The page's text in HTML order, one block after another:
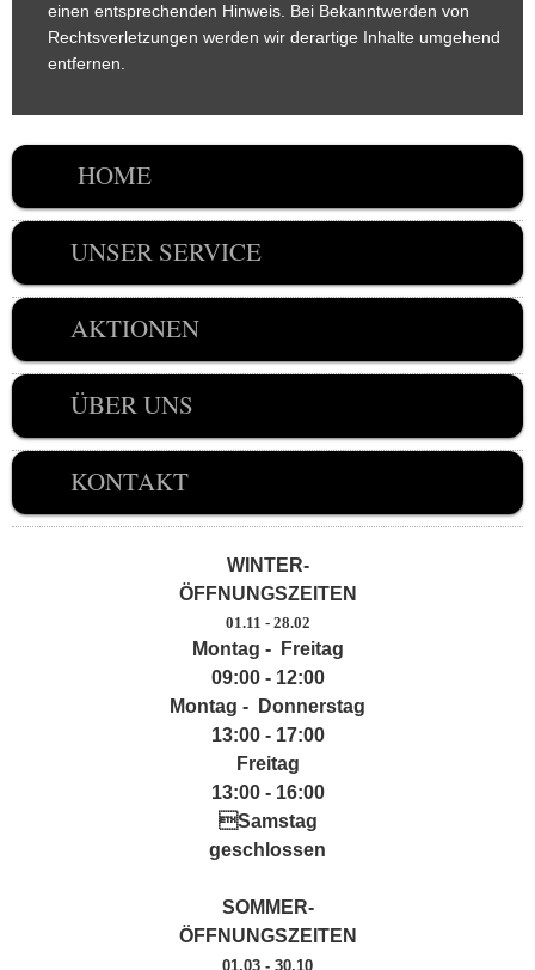
einen entsprechenden Hinweis. Bei Bekanntwerden von
Rechtsverletzungen werden wir derartige Inhalte umgehend
entfernen.
HOME
UNSER SERVICE
AKTIONEN
ÜBER UNS
KONTAKT
WINTER-
ÖFFNUNGSZEITEN
01.11 - 28.02
Montag - Freitag
09:00 - 12:00
Montag - Donnerstag
13:00 - 17:00
Freitag
13:00 - 16:00
Samstag
geschlossen
SOMMER-
ÖFFNUNGSZEITEN
01.03 - 30.10